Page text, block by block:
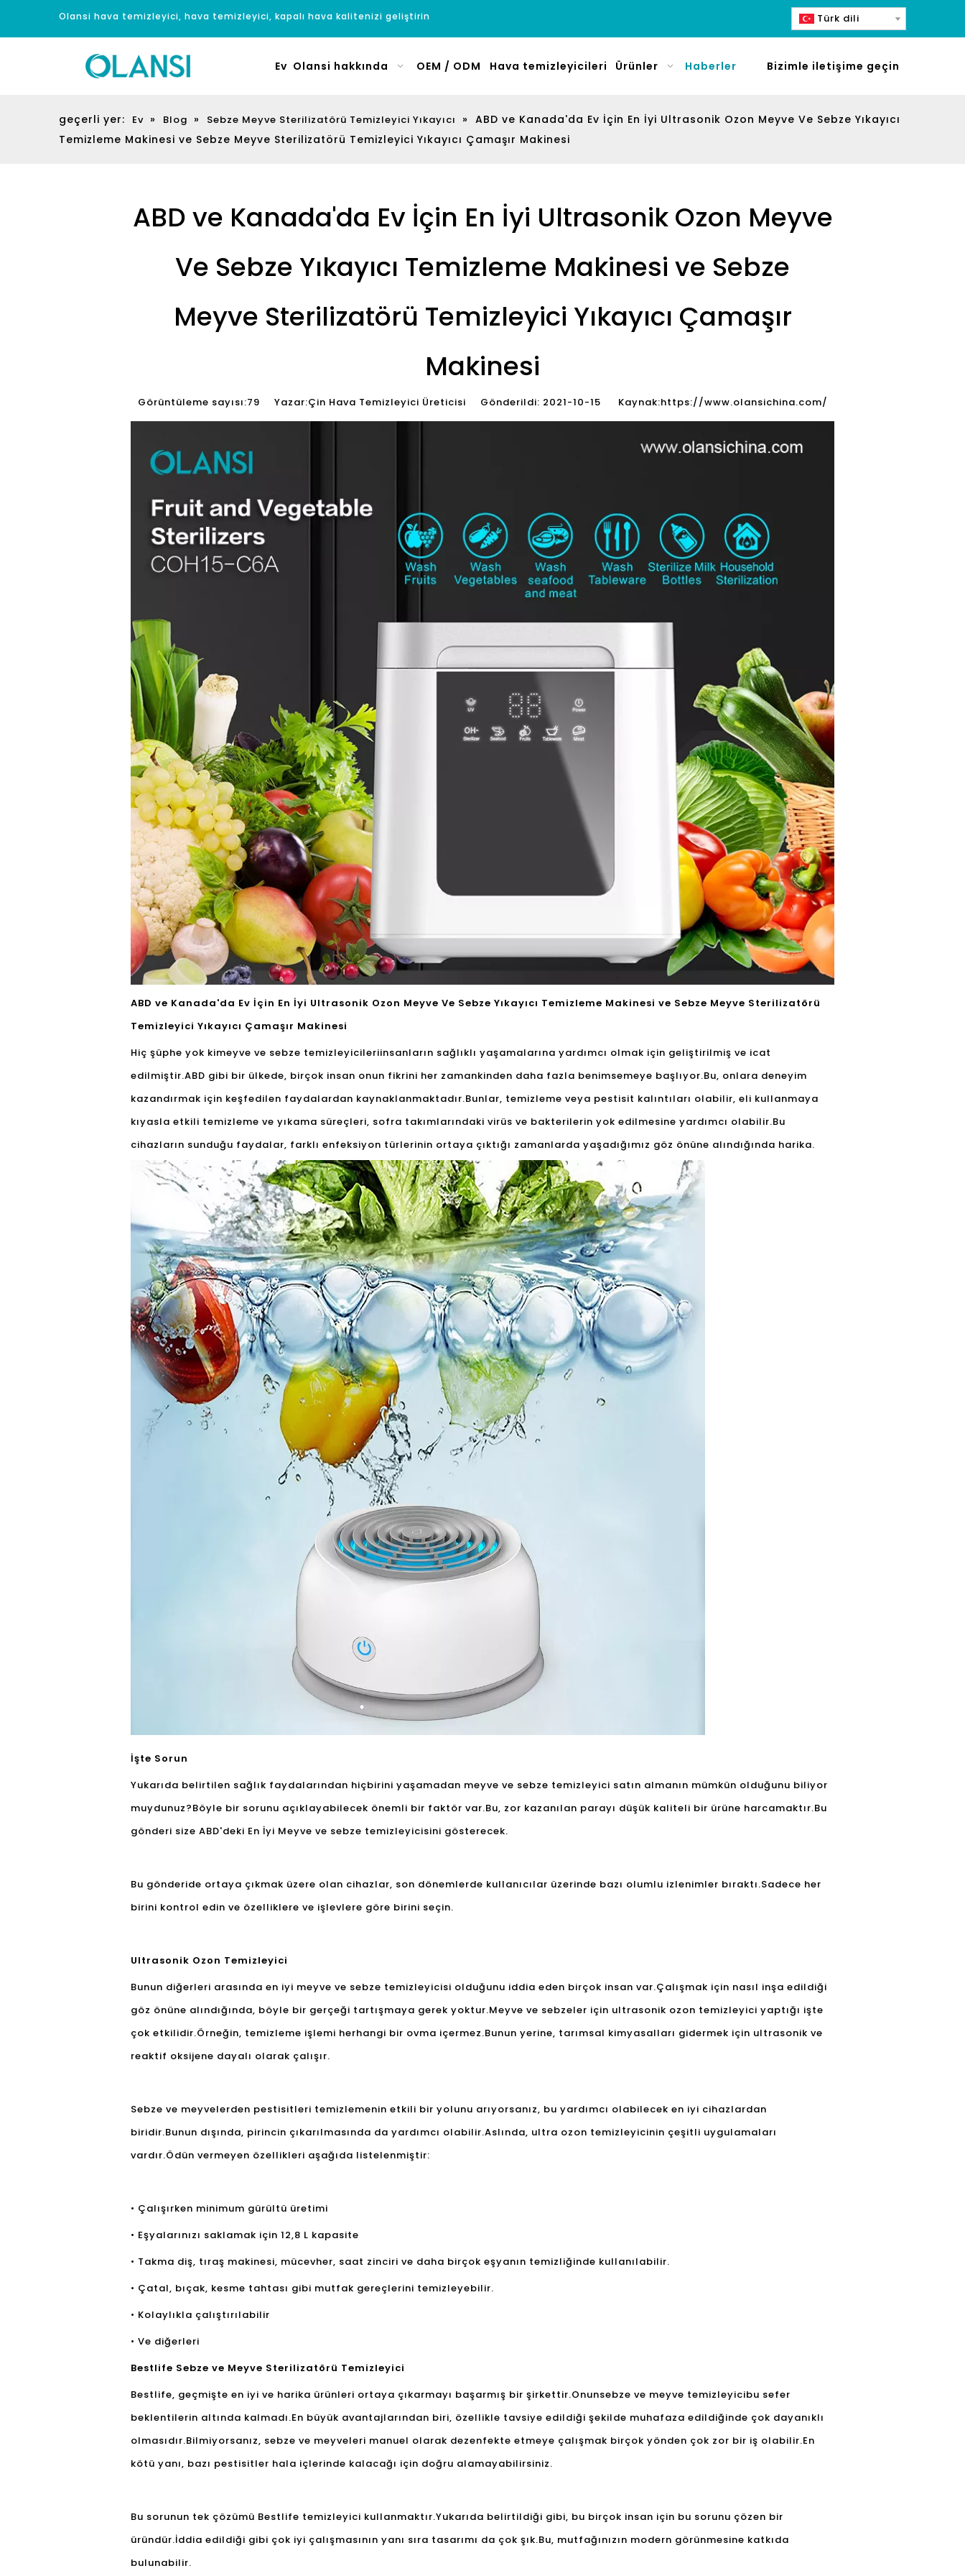
Olansi hava temizleyici, hava temizleyici, kapalı hava kalitenizi geliştirin Türk dili
Ev Olansi hakkında OEM / ODM Hava temizleyicileri Ürünler Haberler Bizimle iletişime geçin
geçerli yer: Ev » Blog » Sebze Meyve Sterilizatörü Temizleyici Yıkayıcı » ABD ve Kanada'da Ev İçin En İyi Ultrasonik Ozon Meyve Ve Sebze Yıkayıcı
Temizleme Makinesi ve Sebze Meyve Sterilizatörü Temizleyici Yıkayıcı Çamaşır Makinesi
ABD ve Kanada'da Ev İçin En İyi Ultrasonik Ozon Meyve
Ve Sebze Yıkayıcı Temizleme Makinesi ve Sebze
Meyve Sterilizatörü Temizleyici Yıkayıcı Çamaşır
Makinesi
Görüntüleme sayısı:79 Yazar:Çin Hava Temizleyici Üreticisi Gönderildi: 2021-10-15 Kaynak:https://www.olansichina.com/
ABD ve Kanada'da Ev İçin En İyi Ultrasonik Ozon Meyve Ve Sebze Yıkayıcı Temizleme Makinesi ve Sebze Meyve Sterilizatörü
Temizleyici Yıkayıcı Çamaşır Makinesi
Hiç şüphe yok kimeyve ve sebze temizleyicileriinsanların sağlıklı yaşamalarına yardımcı olmak için geliştirilmiş ve icat
edilmiştir.ABD gibi bir ülkede, birçok insan onun fikrini her zamankinden daha fazla benimsemeye başlıyor.Bu, onlara deneyim
kazandırmak için keşfedilen faydalardan kaynaklanmaktadır.Bunlar, temizleme veya pestisit kalıntıları olabilir, eli kullanmaya
kıyasla etkili temizleme ve yıkama süreçleri, sofra takımlarındaki virüs ve bakterilerin yok edilmesine yardımcı olabilir.Bu
cihazların sunduğu faydalar, farklı enfeksiyon türlerinin ortaya çıktığı zamanlarda yaşadığımız göz önüne alındığında harika.
İşte Sorun
Yukarıda belirtilen sağlık faydalarından hiçbirini yaşamadan meyve ve sebze temizleyici satın almanın mümkün olduğunu biliyor
muydunuz?Böyle bir sorunu açıklayabilecek önemli bir faktör var.Bu, zor kazanılan parayı düşük kaliteli bir ürüne harcamaktır.Bu
gönderi size ABD'deki En İyi Meyve ve sebze temizleyicisini gösterecek.
Bu gönderide ortaya çıkmak üzere olan cihazlar, son dönemlerde kullanıcılar üzerinde bazı olumlu izlenimler bıraktı.Sadece her
birini kontrol edin ve özelliklere ve işlevlere göre birini seçin.
Ultrasonik Ozon Temizleyici
Bunun diğerleri arasında en iyi meyve ve sebze temizleyicisi olduğunu iddia eden birçok insan var.Çalışmak için nasıl inşa edildiği
göz önüne alındığında, böyle bir gerçeği tartışmaya gerek yoktur.Meyve ve sebzeler için ultrasonik ozon temizleyici yaptığı işte
çok etkilidir.Örneğin, temizleme işlemi herhangi bir ovma içermez.Bunun yerine, tarımsal kimyasalları gidermek için ultrasonik ve
reaktif oksijene dayalı olarak çalışır.
Sebze ve meyvelerden pestisitleri temizlemenin etkili bir yolunu arıyorsanız, bu yardımcı olabilecek en iyi cihazlardan
biridir.Bunun dışında, pirincin çıkarılmasında da yardımcı olabilir.Aslında, ultra ozon temizleyicinin çeşitli uygulamaları
vardır.Ödün vermeyen özellikleri aşağıda listelenmiştir:
• Çalışırken minimum gürültü üretimi
• Eşyalarınızı saklamak için 12,8 L kapasite
• Takma diş, tıraş makinesi, mücevher, saat zinciri ve daha birçok eşyanın temizliğinde kullanılabilir.
• Çatal, bıçak, kesme tahtası gibi mutfak gereçlerini temizleyebilir.
• Kolaylıkla çalıştırılabilir
• Ve diğerleri
Bestlife Sebze ve Meyve Sterilizatörü Temizleyici
Bestlife, geçmişte en iyi ve harika ürünleri ortaya çıkarmayı başarmış bir şirkettir.Onunsebze ve meyve temizleyicibu sefer
beklentilerin altında kalmadı.En büyük avantajlarından biri, özellikle tavsiye edildiği şekilde muhafaza edildiğinde çok dayanıklı
olmasıdır.Bilmiyorsanız, sebze ve meyveleri manuel olarak dezenfekte etmeye çalışmak birçok yönden çok zor bir iş olabilir.En
kötü yanı, bazı pestisitler hala içlerinde kalacağı için doğru alamayabilirsiniz.
Bu sorunun tek çözümü Bestlife temizleyici kullanmaktır.Yukarıda belirtildiği gibi, bu birçok insan için bu sorunu çözen bir
üründür.İddia edildiği gibi çok iyi çalışmasının yanı sıra tasarımı da çok şık.Bu, mutfağınızın modern görünmesine katkıda
bulunabilir.